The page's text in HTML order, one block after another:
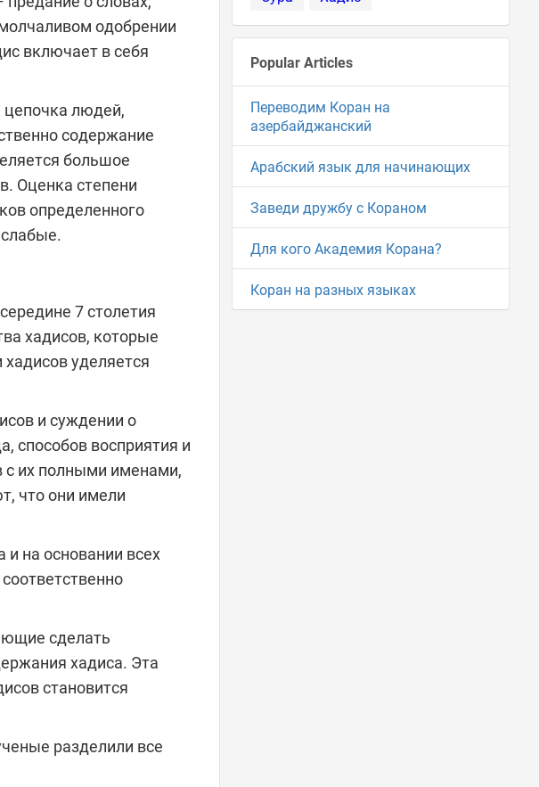
включает в себя
людей,
содержание
большое
Оценка степени
определенного
хадисов, которые
уделяется
и суждении о
способов восприятия и
с их полными именами,
что они имели
на основании всех
сделать
хадиса. Эта
становится
разделили все
Popular Articles
Переводим Коран на
азербайджанский
Арабский язык для начинающих
Заведи дружбу с Кораном
Для кого Академия Корана?
Коран на разных языках